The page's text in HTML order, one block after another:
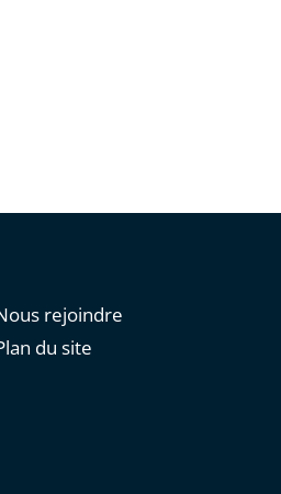
rejoindre
du site